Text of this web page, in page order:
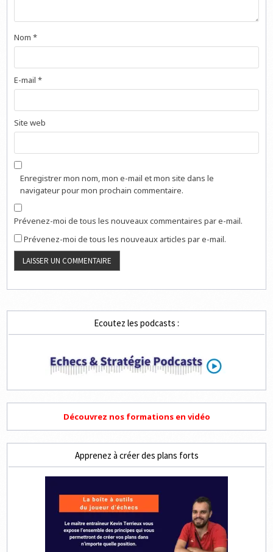
Nom*
E-mail*
Site web
Enregistrer mon nom, mon e-mail et mon site dans le
navigateur pour mon prochain commentaire.
Prévenez-moi de tous les nouveaux commentaires par e-mail.
Prévenez-moi de tous les nouveaux articles par e-mail.
Ecoutez les podcasts :
Découvrez nos formations en vidéo
Apprenez à créer des plans forts